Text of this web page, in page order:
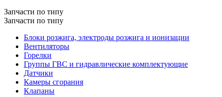
Запчасти по типу
Запчасти по типу
Блоки розжига, электроды розжига и ионизации
Вентиляторы
Горелки
Группы ГВС и гидравлические комплектующие
Датчики
Камеры сгорания
Клапаны